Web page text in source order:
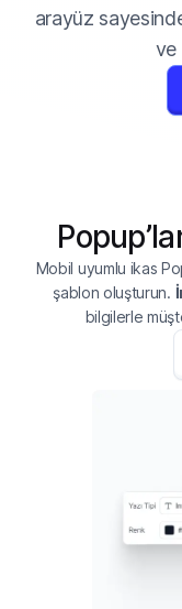
arayüz
ve
Mobil uyumlu ikas
şablon oluşturun.
bilgilerle